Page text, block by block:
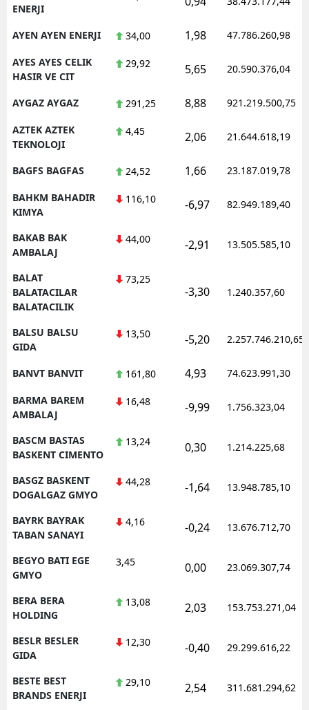
ENERJI
AYEN AYEN ENERJI 34,00 1,98 47.786.260,98
AYES AYES CELIK
HASIR VE CIT
29,92 5,65 20.590.376,04
AYGAZ AYGAZ 291,25 8,88 921.219.500,75
AZTEK AZTEK
TEKNOLOJI
4,45 2,06 21.644.618,19
BAGFS BAGFAS 24,52 1,66 23.187.019,78
BAHKM BAHADIR
KIMYA
116,10 -6,97 82.949.189,40
BAKAB BAK
AMBALAJ
44,00 -2,91 13.505.585,10
BALAT
BALATACILAR
BALATACILIK
73,25
-3,30 1.240.357,60
BALSU BALSU
GIDA
13,50 -5,20 2.257.746.210,65
BANVT BANVIT 161,80 4,93 74.623.991,30
BARMA BAREM
AMBALAJ
16,48 -9,99 1.756.323,04
BASCM BASTAS
BASKENT CIMENTO
13,24 0,30 1.214.225,68
BASGZ BASKENT
DOGALGAZ GMYO
44,28 -1,64 13.948.785,10
BAYRK BAYRAK
TABAN SANAYI
4,16 -0,24 13.676.712,70
BEGYO BATI EGE
GMYO
3,45 0,00 23.069.307,74
BERA BERA
HOLDING
13,08 2,03 153.753.271,04
BESLR BESLER
GIDA
12,30 -0,40 29.299.616,22
BESTE BEST
BRANDS ENERJI
29,10 2,54 311.681.294,62